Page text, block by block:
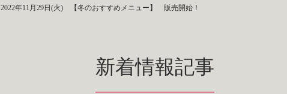
2022年11月29日(火) 【冬のおすすめメニュー】 販売開始！
新着情報記事